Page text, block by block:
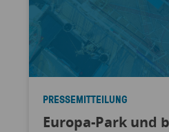
PRESSEMITTEILUNG
Europa-Park und